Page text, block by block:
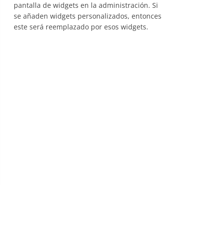
pantalla de widgets en la administración. Si
se añaden widgets personalizados, entonces
este será reemplazado por esos widgets.